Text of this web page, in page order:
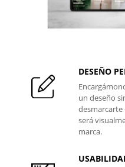
DESEÑO
un deseño
desmarcarte
será
marca.